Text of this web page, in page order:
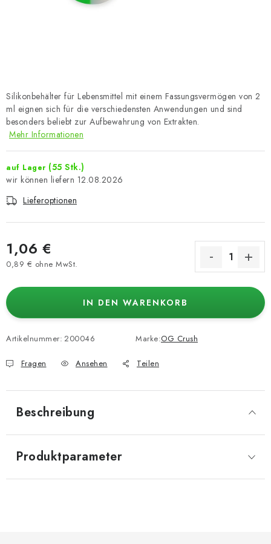
Silikonbehälter für Lebensmittel mit einem Fassungsvermögen von 2
ml eignen sich für die verschiedensten Anwendungen und sind
besonders beliebt zur Aufbewahrung von Extrakten.
Mehr Informationen
auf Lager (55 Stk.)
12.08.2026
Lieferoptionen
1,06 €
0,89 € ohne MwSt.
IN DEN WARENKORB
Artikelnummer: 200046 Marke:OG Crush
Fragen Ansehen Teilen
Beschreibung
Produktparameter